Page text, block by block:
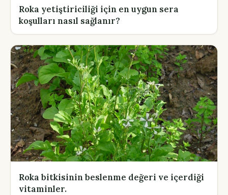
Roka yetiştiriciliği için en uygun sera
koşulları nasıl sağlanır?
Roka bitkisinin beslenme değeri ve içerdiği
vitaminler.